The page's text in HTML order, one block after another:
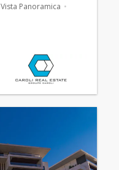
Vista Panoramica